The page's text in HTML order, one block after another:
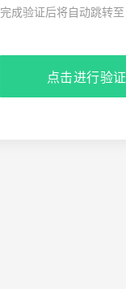
完成验证后将自动跳转至
点击进行验证